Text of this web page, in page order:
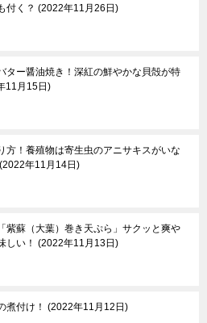
付く？
2022年11月26日
ター醤油焼き！深紅の鮮やかな貝殻が特
11月15日
方！養殖物は寄生虫のアニサキスがいな
2022年11月14日
紫蘇（大葉）巻き天ぷら」サクッと爽や
しい！
2022年11月13日
煮付け！ 2022年11月12日